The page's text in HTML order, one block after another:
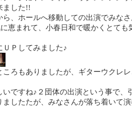
ました!!
、ホールへ移動しての出演でみな
恵まれて、小春日和で暖かくとて
Ｐしてみました♪
ろもありましたが、ギターウクレ
ですね♪２団体の出演という事で、
したたが、みなさんが落ち着いて